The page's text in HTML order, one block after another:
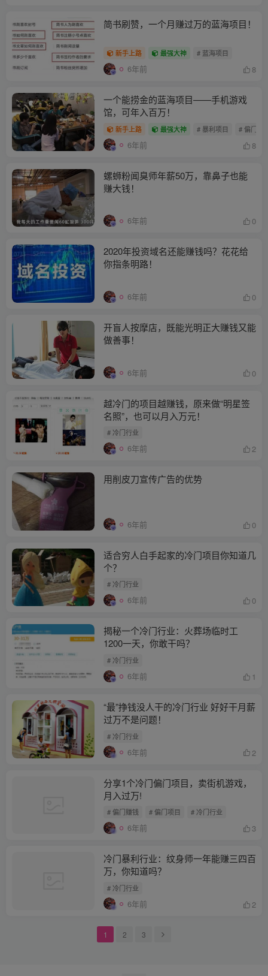
简书刷赞，一个月赚过万的蓝海项目！
新手上路 最强大神 # 蓝海项目
6年前 8
一个能捞金的蓝海项目——手机游戏
馆，可年入百万！
新手上路 最强大神 # 暴利项目 # 偏门生
6年前 8
螺蛳粉闻臭师年薪50万，靠鼻子也能
赚大钱！
6年前 0
2020年投资域名还能赚钱吗？花花给
你指条明路！
6年前 0
开盲人按摩店，既能光明正大赚钱又能
做善事！
6年前 0
越冷门的项目越赚钱，原来做“明星签
名照”，也可以月入万元！
# 冷门行业
6年前 2
用削皮刀宣传广告的优势
6年前 0
适合穷人白手起家的冷门项目你知道几
个？
# 冷门行业
6年前 0
揭秘一个冷门行业：火葬场临时工
1200一天，你敢干吗？
# 冷门行业
6年前 1
“最”挣钱没人干的冷门行业 好好干月薪
过万不是问题！
# 冷门行业
6年前 2
分享1个冷门偏门项目，卖街机游戏，
月入过万!
# 偏门赚钱 # 偏门项目 # 冷门行业
6年前 3
冷门暴利行业：纹身师一年能赚三四百
万，你知道吗？
# 冷门行业
6年前 2
1 2 3